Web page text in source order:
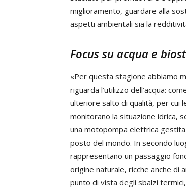
miglioramento, guardare alla
aspetti ambientali sia la
Focus su acqua e
«Per questa stagione abbiamo
riguarda l’utilizzo dell’acqua:
ulteriore salto di qualità, per cui
monitorano la situazione idrica,
una motopompa elettrica
posto del mondo. In secondo
rappresentano un passaggio
origine naturale, ricche anche di
punto di vista degli sbalzi